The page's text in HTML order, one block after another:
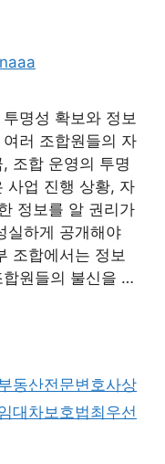
명성 확보와 정보
러 조합원들의 자
조합 운영의 투명
사업 진행 상황, 자
정보를 알 권리가
실하게 공개해야
조합에서는 정보
합원들의 불신을 …
동산전문변호사상
대차보호법최우선